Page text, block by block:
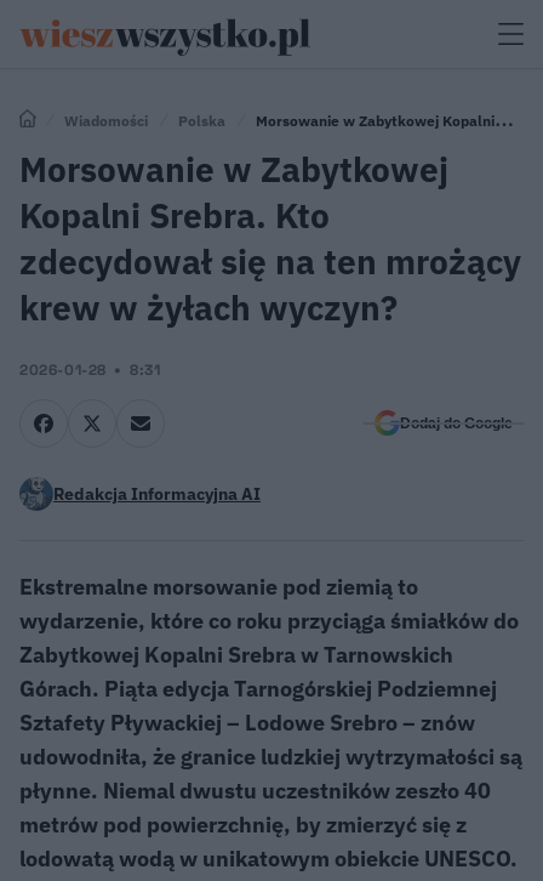
Wiadomości Polska
Morsowanie w Zabytkowej Kopalni
Srebra. Kto zdecydował się na ten mrożący krew w żyłach wyczyn?
Morsowanie w Zabytkowej
Kopalni Srebra. Kto
zdecydował się na ten mrożący
krew w żyłach wyczyn?
2026-01-28 8:31
Dodaj do Google
Redakcja Informacyjna AI
Ekstremalne morsowanie pod ziemią to
wydarzenie, które co roku przyciąga śmiałków do
Zabytkowej Kopalni Srebra w Tarnowskich
Górach. Piąta edycja Tarnogórskiej Podziemnej
Sztafety Pływackiej – Lodowe Srebro – znów
udowodniła, że granice ludzkiej wytrzymałości są
płynne. Niemal dwustu uczestników zeszło 40
metrów pod powierzchnię, by zmierzyć się z
lodowatą wodą w unikatowym obiekcie UNESCO.